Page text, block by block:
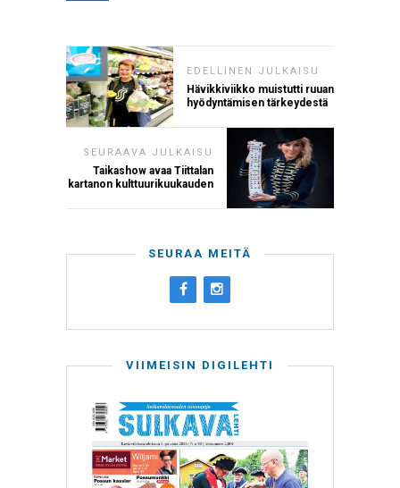
EDELLINEN JULKAISU
Hävikkiviikko muistutti ruuan
hyödyntämisen tärkeydestä
SEURAAVA JULKAISU
Taikashow avaa Tiittalan
kartanon kulttuurikuukauden
SEURAA MEITÄ
VIIMEISIN DIGILEHTI